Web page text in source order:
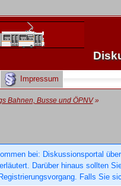
Impressum
Bahnen, Busse und ÖPNV»
bei: Diskussionsportal
Darüber hinaus sollten
Falls Sie